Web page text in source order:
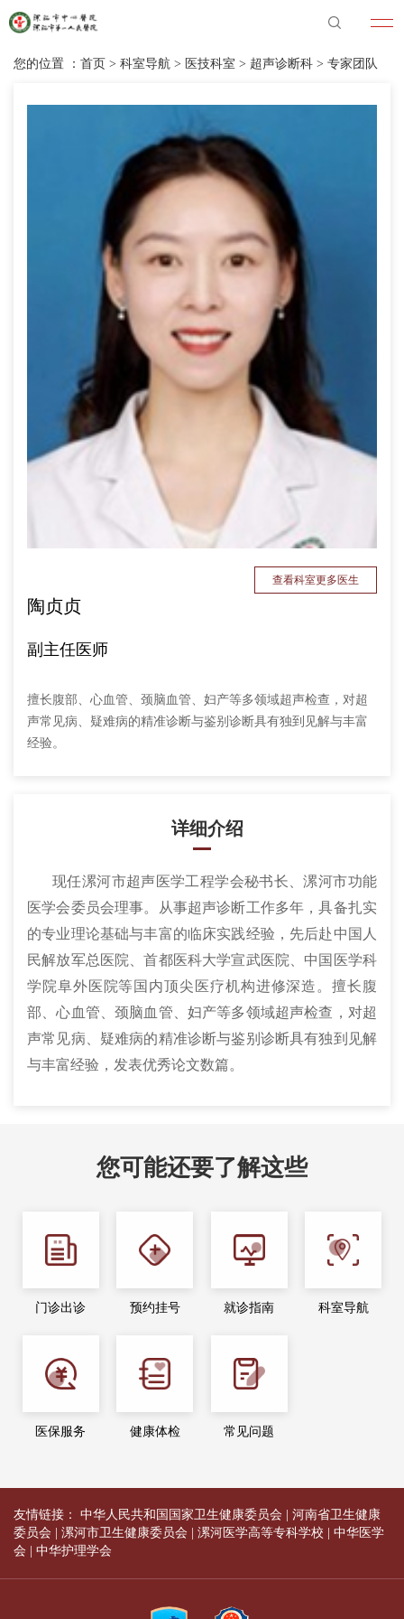
您的位置 ： 首页 > 科室导航 > 医技科室 > 超声诊断科 > 专家团队
查看科室更多医生
陶贞贞
副主任医师
擅长腹部、心血管、颈脑血管、妇产等多领域超声检查，对超
声常见病、疑难病的精准诊断与鉴别诊断具有独到见解与丰富
经验。
详细介绍
现任漯河市超声医学工程学会秘书长、漯河市功能
医学会委员会理事。从事超声诊断工作多年，具备扎实
的专业理论基础与丰富的临床实践经验，先后赴中国人
民解放军总医院、首都医科大学宣武医院、中国医学科
学院阜外医院等国内顶尖医疗机构进修深造。擅长腹
部、心血管、颈脑血管、妇产等多领域超声检查，对超
声常见病、疑难病的精准诊断与鉴别诊断具有独到见解
与丰富经验，发表优秀论文数篇。
您可能还要了解这些
门诊出诊 预约挂号 就诊指南 科室导航
医保服务 健康体检 常见问题
友情链接： 中华人民共和国国家卫生健康委员会
河南省卫生健康
委员会
漯河市卫生健康委员会 漯河医学高等专科学校
中华医学
会
中华护理学会